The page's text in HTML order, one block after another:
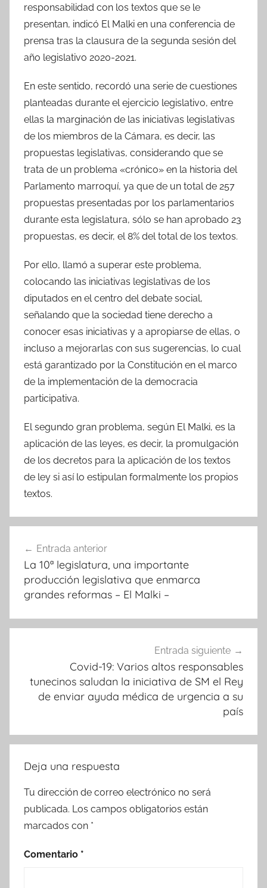
responsabilidad con los textos que se le
presentan, indicó El Malki en una conferencia de
prensa tras la clausura de la segunda sesión del
año legislativo 2020-2021.
En este sentido, recordó una serie de cuestiones
planteadas durante el ejercicio legislativo, entre
ellas la marginación de las iniciativas legislativas
de los miembros de la Cámara, es decir, las
propuestas legislativas, considerando que se
trata de un problema «crónico» en la historia del
Parlamento marroquí, ya que de un total de 257
propuestas presentadas por los parlamentarios
durante esta legislatura, sólo se han aprobado 23
propuestas, es decir, el 8% del total de los textos.
Por ello, llamó a superar este problema,
colocando las iniciativas legislativas de los
diputados en el centro del debate social,
señalando que la sociedad tiene derecho a
conocer esas iniciativas y a apropiarse de ellas, o
incluso a mejorarlas con sus sugerencias, lo cual
está garantizado por la Constitución en el marco
de la implementación de la democracia
participativa.
El segundo gran problema, según El Malki, es la
aplicación de las leyes, es decir, la promulgación
de los decretos para la aplicación de los textos
de ley si así lo estipulan formalmente los propios
textos.
de
entradas
Entrada anterior
La 10ª legislatura, una importante
producción legislativa que enmarca
grandes reformas – El Malki –
Entrada siguiente
Covid-19: Varios altos responsables
tunecinos saludan la iniciativa de SM el Rey
de enviar ayuda médica de urgencia a su
país
Deja una respuesta
Tu dirección de correo electrónico no será
publicada. Los campos obligatorios están
marcados con *
Comentario *